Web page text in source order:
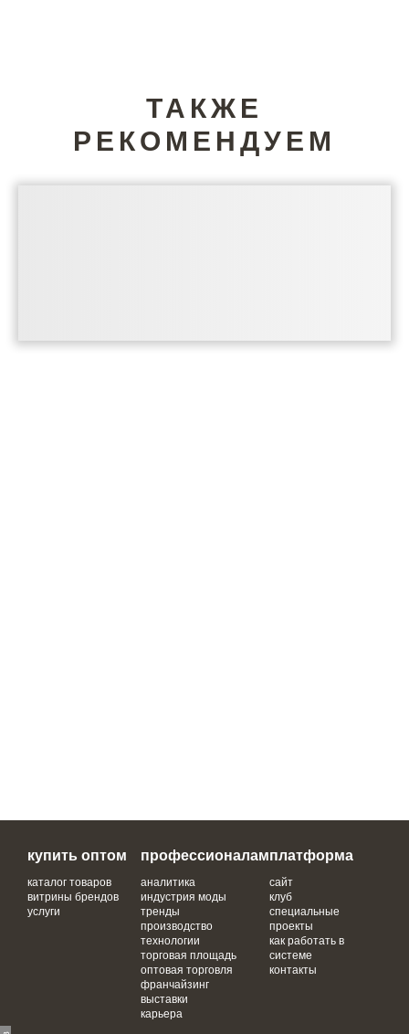
ТАКЖЕ
РЕКОМЕНДУЕМ
купить оптом
каталог товаров
витрины брендов
услуги
профессионалам
аналитика
индустрия моды
тренды
производство
технологии
торговая площадь
оптовая торговля
франчайзинг
выставки
карьера
платформа
сайт
клуб
специальные
проекты
как работать в
системе
контакты